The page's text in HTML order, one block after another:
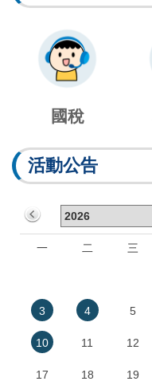
國稅
活動公告
一 二 三
3 4 5
10 11 12
17 18 19